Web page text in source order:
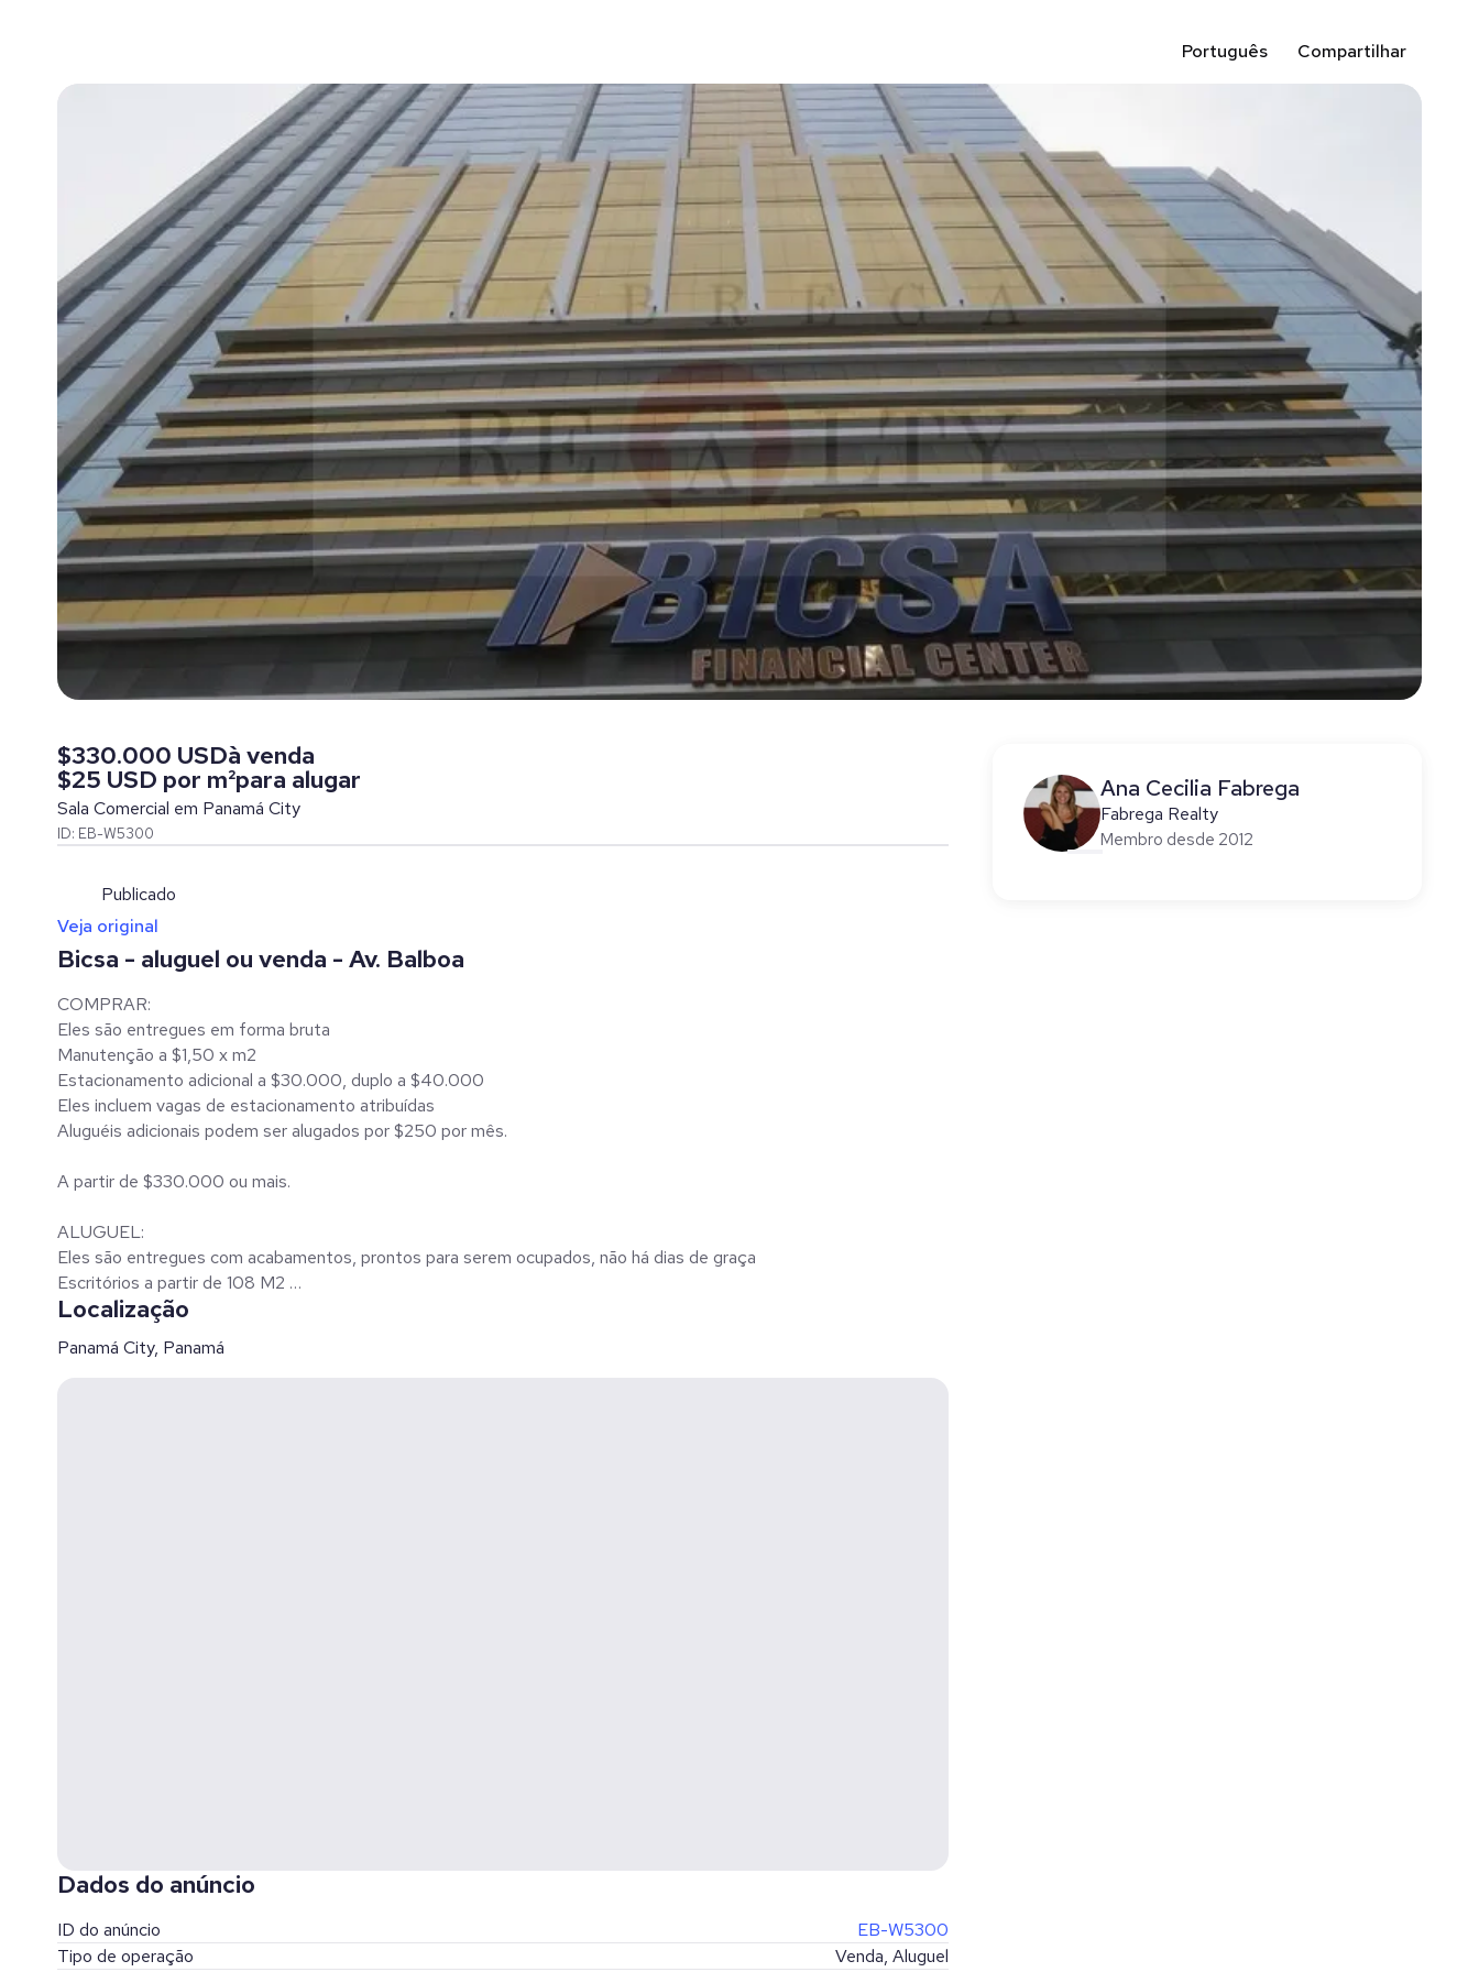
Português Compartilhar
$330.000 USDà venda
$25 USD por m²para alugar
Sala Comercial em Panamá City
ID: EB-W5300
Publicado
Veja original
Bicsa - aluguel ou venda - Av. Balboa
COMPRAR:
Eles são entregues em forma bruta
Manutenção a $1,50 x m2
Estacionamento adicional a $30.000, duplo a $40.000
Eles incluem vagas de estacionamento atribuídas
Aluguéis adicionais podem ser alugados por $250 por mês.
A partir de $330.000 ou mais.
ALUGUEL:
Eles são entregues com acabamentos, prontos para serem ocupados, não há dias de graça
Escritórios a partir de 108 M2
Canon a $25 x m2 mais ITBMS
Eles incluem vagas de estacionamento atribuídas
Localização
Panamá City, Panamá
Dados do anúncio
ID do anúncio
EB-W5300
Tipo de operação
Venda, Aluguel
Ana Cecilia Fabrega
Fabrega Realty
Membro desde 2012